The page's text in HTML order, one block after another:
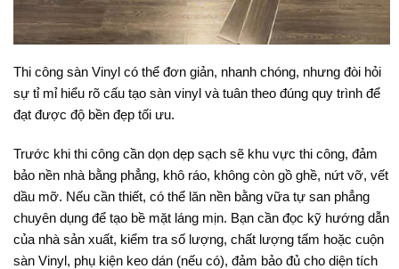
Thi công sàn Vinyl có thể đơn giản, nhanh chóng, nhưng đòi hỏi
sự tỉ mỉ hiểu rõ cấu tạo sàn vinyl và tuân theo đúng quy trình để
đạt được độ bền đẹp tối ưu.
Trước khi thi công cần dọn dẹp sạch sẽ khu vực thi công, đảm
bảo nền nhà bằng phẳng, khô ráo, không còn gồ ghề, nứt vỡ, vết
dầu mỡ. Nếu cần thiết, có thể lăn nền bằng vữa tự san phẳng
chuyên dụng để tạo bề mặt láng mịn. Bạn cần đọc kỹ hướng dẫn
của nhà sản xuất, kiểm tra số lượng, chất lượng tấm hoặc cuộn
sàn Vinyl, phụ kiện keo dán (nếu có), đảm bảo đủ cho diện tích